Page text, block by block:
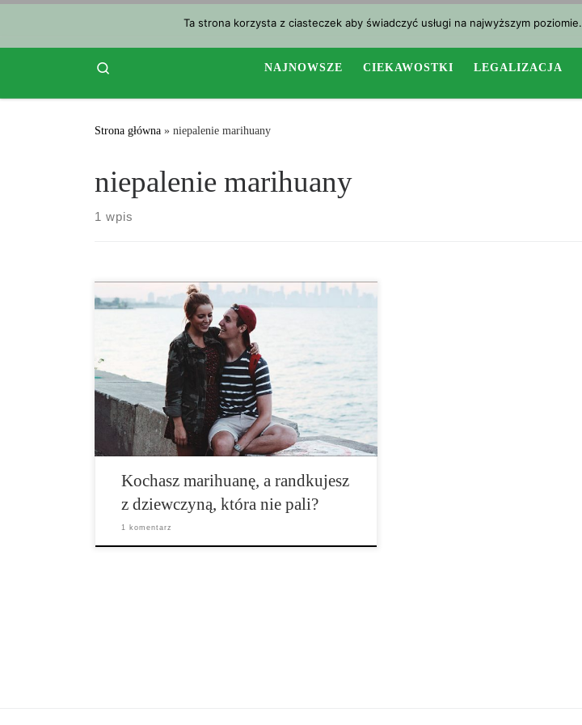
NAJNOWSZE CIEKAWOSTKI LEGALIZACJA
Strona główna » niepalenie marihuany
niepalenie marihuany
1 wpis
Kochasz marihuanę, ale spotykasz kogoś, kto
niekoniecznie jest jej fanem. Co zrobić w takim
przypadku? Cóż, istnieje wiele sposobów na dobrą,
długotrwałą relację. Dopóki ta druga osoba będzie
szanować twoją miłość do marihuany, nie ma powodu,
dla którego nie moglibyście […]
Kochasz marihuanę, a randkujesz
z dziewczyną, która nie pali?
1 komentarz
Ta strona korzysta z ciasteczek aby świadczyć usługi na najwyższym poziomie.